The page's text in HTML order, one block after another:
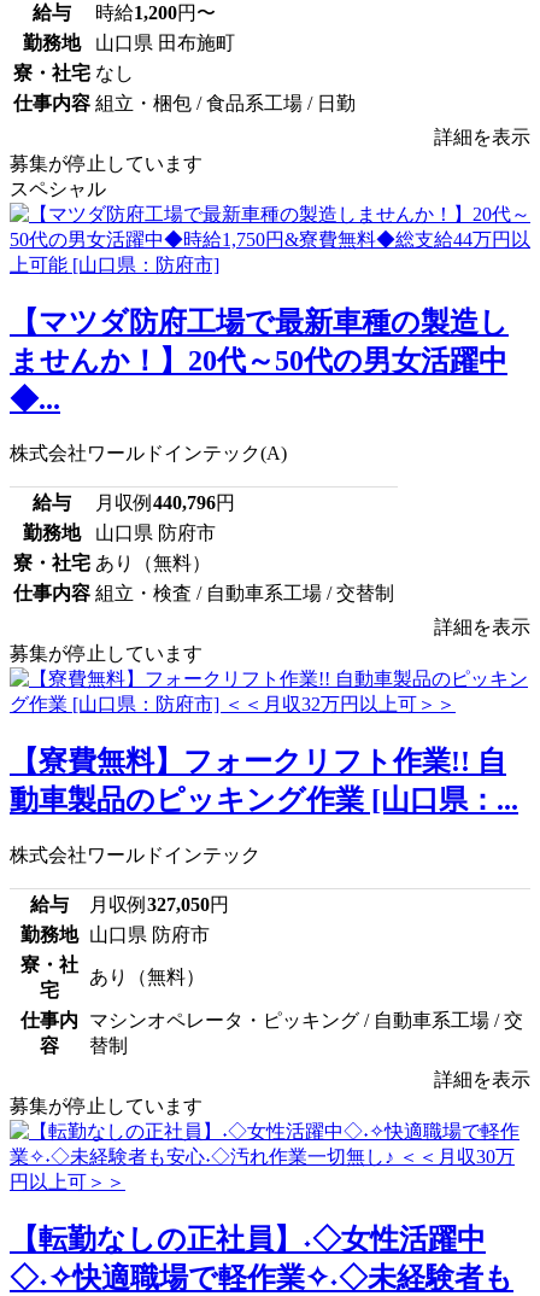
給与 時給1,200円〜
勤務地
山口県 田布施町
寮・社宅 なし
仕事内容 組立・梱包 / 食品系工場 / 日勤
詳細を表示
募集が停止しています
スペシャル
【マツダ防府工場で最新車種の製造し
ませんか！】20代～50代の男女活躍中
◆...
株式会社ワールドインテック(A)
給与 月収例 440,796円
勤務地
山口県 防府市
寮・社宅 あり（無料）
仕事内容 組立・検査 / 自動車系工場 / 交替制
詳細を表示
募集が停止しています
【寮費無料】フォークリフト作業!! 自
動車製品のピッキング作業 [山口県：...
株式会社ワールドインテック
給与 月収例 327,050円
勤務地
山口県 防府市
寮・社
宅
あり（無料）
仕事内
容
マシンオペレータ・ピッキング / 自動車系工場 / 交
替制
詳細を表示
募集が停止しています
【転勤なしの正社員】˖◇女性活躍中
◇˖✧快適職場で軽作業✧˖◇未経験者も